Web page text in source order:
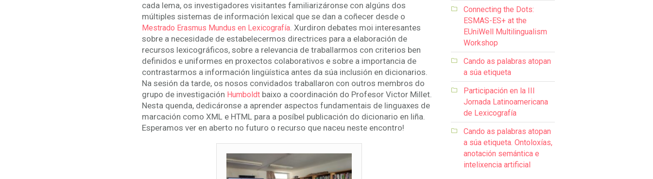
cada lema, os investigadores visitantes familiarizáronse con algúns dos
múltiples sistemas de información lexical que se dan a coñecer desde o
Mestrado Erasmus Mundus en Lexicografía. Xurdiron debates moi interesantes
sobre a necesidade de estabelecermos directrices para a elaboración de
recursos lexicográficos, sobre a relevancia de traballarmos con criterios ben
definidos e uniformes en proxectos colaborativos e sobre a importancia de
contrastarmos a información lingüística antes da súa inclusión en dicionarios.
Na sesión da tarde, os nosos convidados traballaron con outros membros do
grupo de investigación Humboldt baixo a coordinación do Profesor Victor Millet.
Nesta quenda, dedicáronse a aprender aspectos fundamentais de linguaxes de
marcación como XML e HTML para a posíbel publicación do dicionario en liña.
Esperamos ver en aberto no futuro o recurso que naceu neste encontro!
Connecting the Dots:
ESMAS-ES+ at the
EUniWell Multilingualism
Workshop
Cando as palabras atopan
a súa etiqueta
Participación en la III
Jornada Latinoamericana
de Lexicografía
Cando as palabras atopan
a súa etiqueta. Ontoloxías,
anotación semántica e
intelixencia artificial